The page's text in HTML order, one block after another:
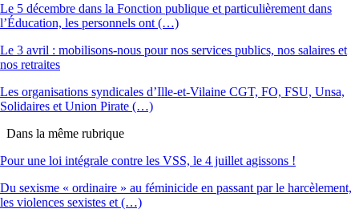
Le 5 décembre dans la Fonction publique et particulièrement dans
l’Éducation, les personnels ont (…)
Le 3 avril : mobilisons-nous pour nos services publics, nos salaires et
nos retraites
Les organisations syndicales d’Ille-et-Vilaine CGT, FO, FSU, Unsa,
Solidaires et Union Pirate (…)
Dans la même rubrique
Pour une loi intégrale contre les VSS, le 4 juillet agissons !
Du sexisme « ordinaire » au féminicide en passant par le harcèlement,
les violences sexistes et (…)